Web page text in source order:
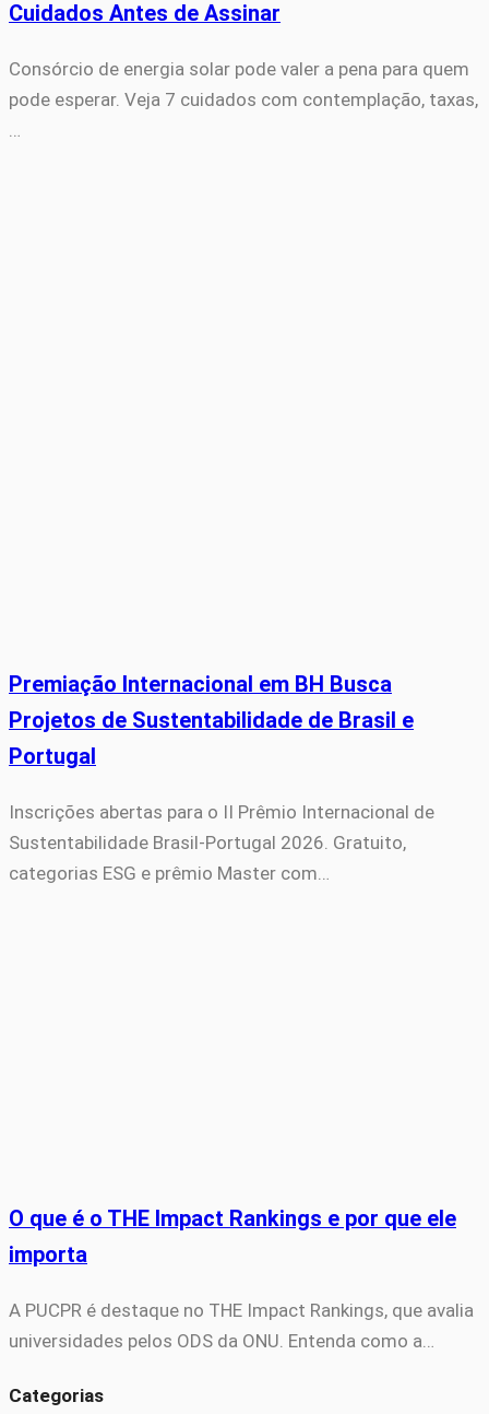
Cuidados Antes de Assinar
Consórcio de energia solar pode valer a pena para quem
pode esperar. Veja 7 cuidados com contemplação, taxas,
…
Premiação Internacional em BH Busca
Projetos de Sustentabilidade de Brasil e
Portugal
Inscrições abertas para o II Prêmio Internacional de
Sustentabilidade Brasil-Portugal 2026. Gratuito,
categorias ESG e prêmio Master com…
O que é o THE Impact Rankings e por que ele
importa
A PUCPR é destaque no THE Impact Rankings, que avalia
universidades pelos ODS da ONU. Entenda como a…
Categorias